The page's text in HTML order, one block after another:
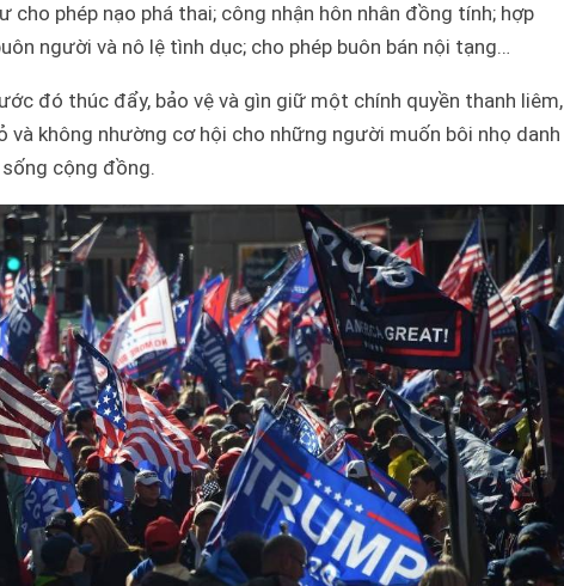
cho phép nạo phá thai; công nhận hôn nhân đồng tính; hợp
người và nô lệ tình dục; cho phép buôn bán nội tạng…
đó thúc đẩy, bảo vệ và gìn giữ một chính quyền thanh liêm,
và không nhường cơ hội cho những người muốn bôi nhọ danh
cộng đồng.